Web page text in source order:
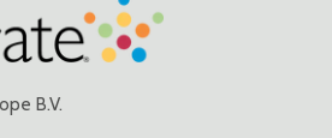
B.V.